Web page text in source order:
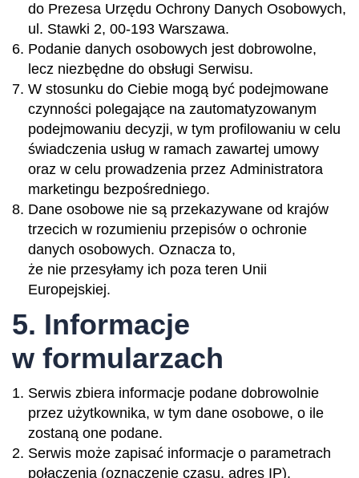
do Prezesa Urzędu Ochrony Danych Osobowych,
ul. Stawki 2, 00-193 Warszawa.
Podanie danych osobowych jest dobrowolne,
lecz niezbędne do obsługi Serwisu.
W stosunku do Ciebie mogą być podejmowane
czynności polegające na zautomatyzowanym
podejmowaniu decyzji, w tym profilowaniu w celu
świadczenia usług w ramach zawartej umowy
oraz w celu prowadzenia przez Administratora
marketingu bezpośredniego.
Dane osobowe nie są przekazywane od krajów
trzecich w rozumieniu przepisów o ochronie
danych osobowych. Oznacza to,
że nie przesyłamy ich poza teren Unii
Europejskiej.
5. Informacje
w formularzach
Serwis zbiera informacje podane dobrowolnie
przez użytkownika, w tym dane osobowe, o ile
zostaną one podane.
Serwis może zapisać informacje o parametrach
połączenia (oznaczenie czasu, adres IP).